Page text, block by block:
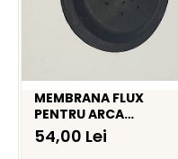
MEMBRANA FLUX
PENTRU ARCA
MILENIUM / POCKET I -
MEM033P1
54,00 Lei